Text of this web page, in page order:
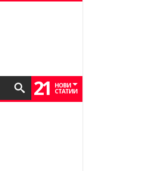
21 НОВИ
СТАТИИ